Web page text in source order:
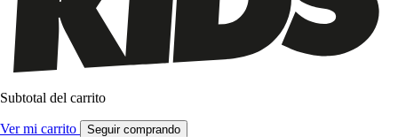
Subtotal del carrito
Ver mi carrito Seguir comprando